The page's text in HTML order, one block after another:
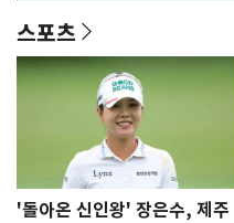
스포츠
'돌아온 신인왕' 장은수, 제주